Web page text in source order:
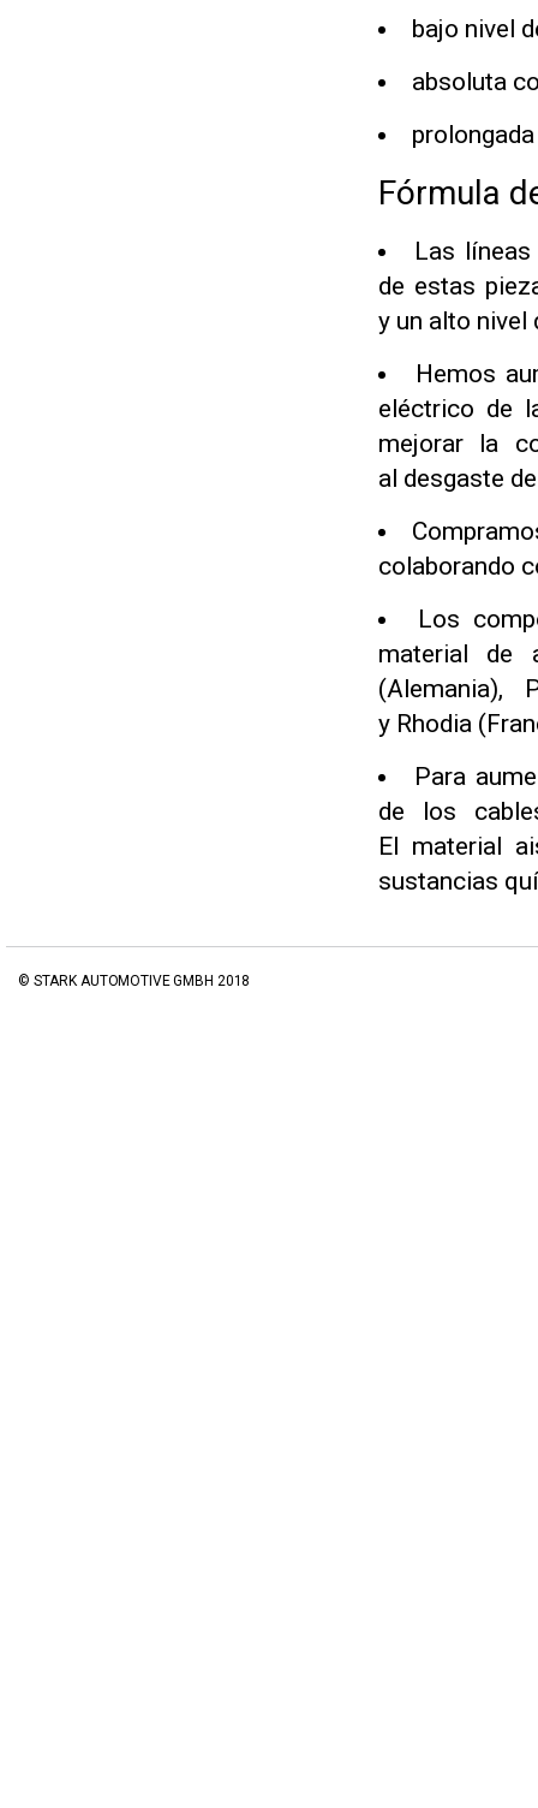
bajo nivel
absoluta
Fórmula
Las
de estas
y un alto nivel
Hemos
eléctrico de
mejorar la
al desgaste
colaborando
Los
material de
(Alemania),
y Rhodia
Para
de los
El material
sustancias
© STARK AUTOMOTIVE GMBH 2018